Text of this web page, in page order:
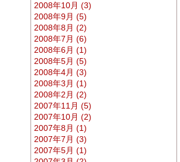
2008年10月 (3)
2008年9月 (5)
2008年8月 (2)
2008年7月 (6)
2008年6月 (1)
2008年5月 (5)
2008年4月 (3)
2008年3月 (1)
2008年2月 (2)
2007年11月 (5)
2007年10月 (2)
2007年8月 (1)
2007年7月 (3)
2007年5月 (1)